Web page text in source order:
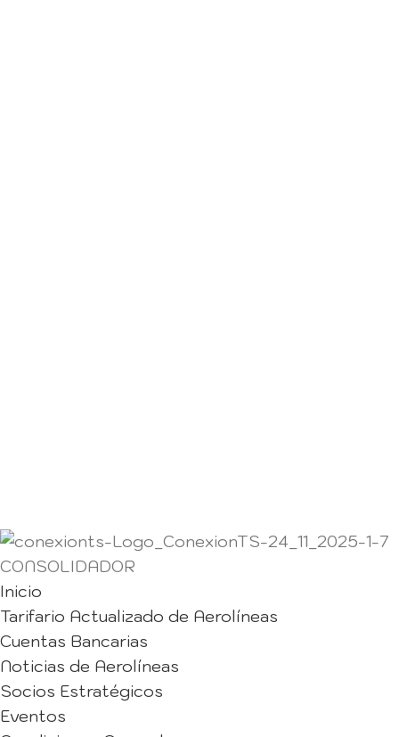
CONSOLIDADOR
Inicio
Tarifario Actualizado de Aerolíneas
Cuentas Bancarias
Noticias de Aerolíneas
Socios Estratégicos
Eventos